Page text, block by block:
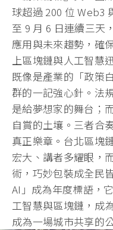
球超過 200 位 Web3
至 9 月 6 日連續三天
應用與未來趨勢，確
上區塊鏈與人工智慧
既像是產業的「政策
群的一記強心針。法
是給夢想家的舞台；
自賞的土壤。三者合
真正樂章。台北區塊
宏大、講者多耀眼，
術，巧妙包裝成全民
AI」成為年度標語，
工智慧與區塊鏈，成
成為一場城市共享的